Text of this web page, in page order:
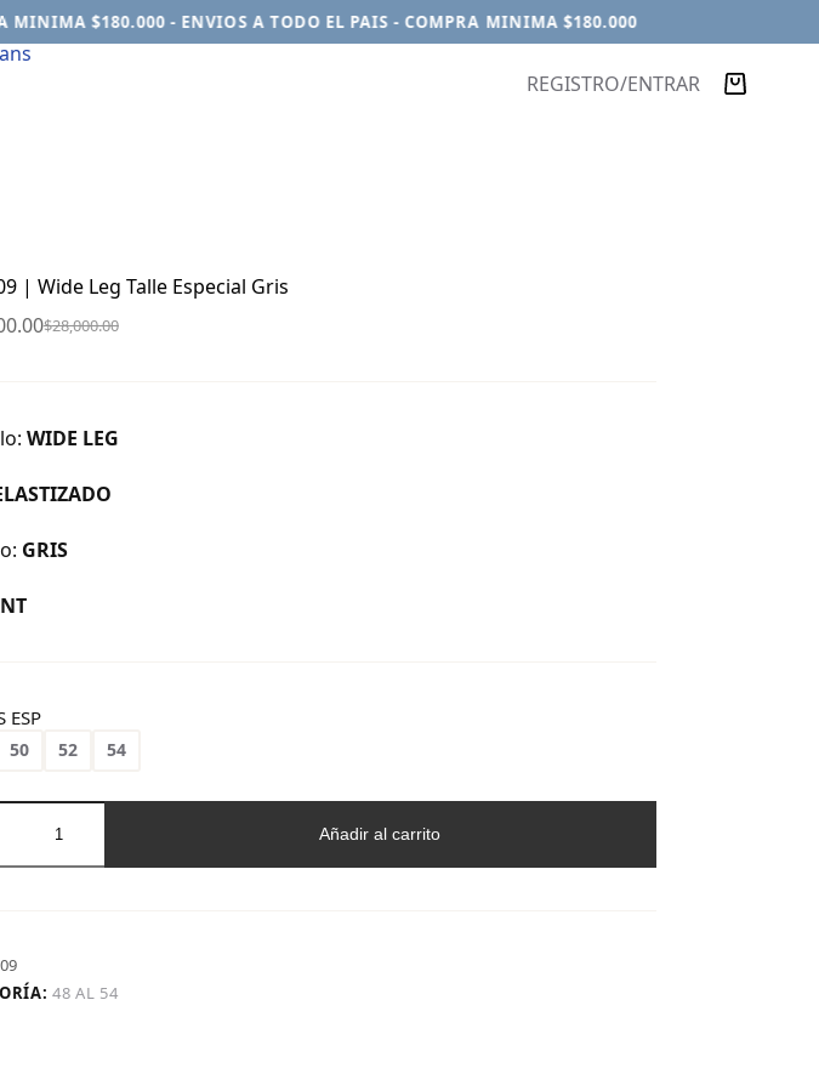
$180.000 - ENVIOS A TODO EL PAIS - COMPRA MINIMA $180.000
REGISTRO/ENTRAR
Carro
| Wide Leg Talle Especial Gris
$28,000.00
El
$28,000.00.
El
$20,000.00.
WIDE LEG
GRIS
ESP
50 52 54
Añadir al carrito
48 AL 54